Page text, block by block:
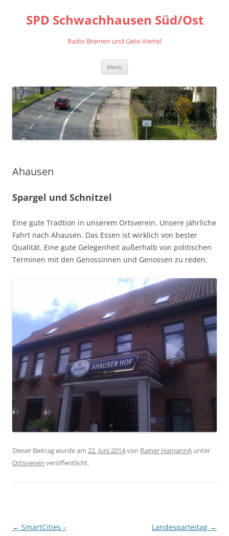
springen
SPD Schwachhausen Süd/Ost
Radio Bremen und Gete-Viertel
Menü
Ahausen
Spargel und Schnitzel
Eine gute Tradtion in unserem Ortsverein. Unsere jährliche
Fahrt nach Ahausen. Das Essen ist wirklich von bester
Qualität. Eine gute Gelegenheit außerhalb von politischen
Terminen mit den Genossinnen und Genossen zu reden.
Dieser Beitrag wurde am 22. Juni 2014von Rainer HamannA unter
Ortsverein veröffentlicht.
Beitragsnavigation
← SmartCities –
Landesparteitag →